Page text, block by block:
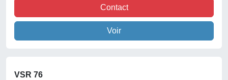
Contact
Voir
VSR 76